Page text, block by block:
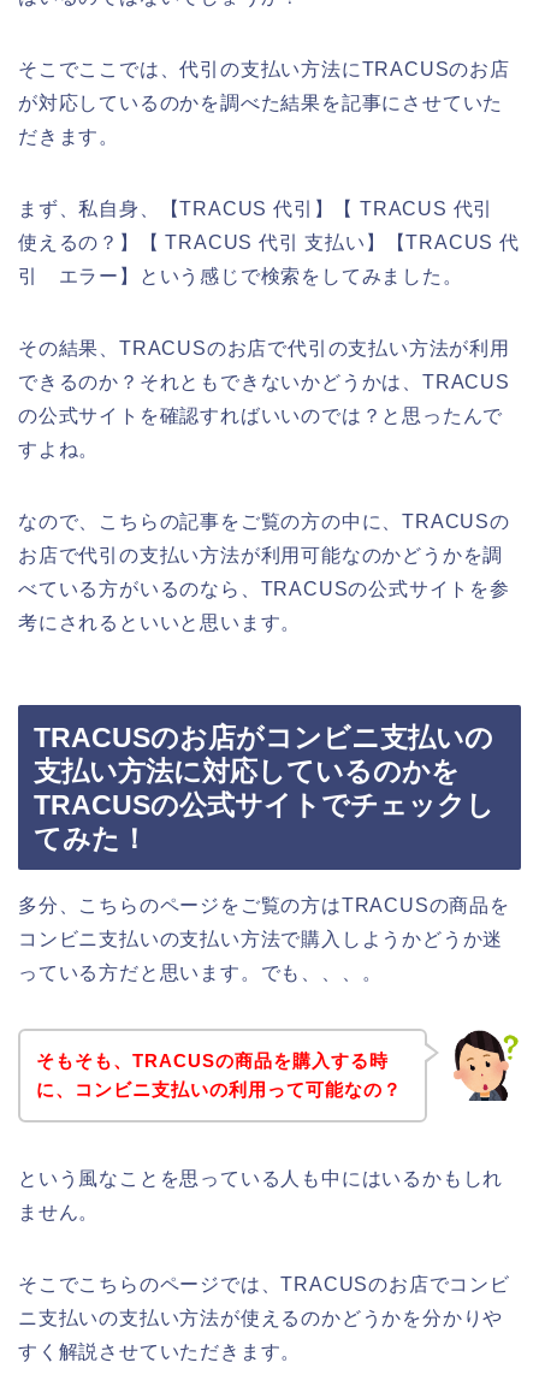
そこでここでは、代引の支払い方法にTRACUSのお店
が対応しているのかを調べた結果を記事にさせていた
だきます。
まず、私自身、【TRACUS 代引】【 TRACUS 代引
使えるの？】【 TRACUS 代引 支払い】【TRACUS 代
引 エラー】という感じで検索をしてみました。
その結果、TRACUSのお店で代引の支払い方法が利用
できるのか？それともできないかどうかは、TRACUS
の公式サイトを確認すればいいのでは？と思ったんで
すよね。
なので、こちらの記事をご覧の方の中に、TRACUSの
お店で代引の支払い方法が利用可能なのかどうかを調
べている方がいるのなら、TRACUSの公式サイトを参
考にされるといいと思います。
TRACUSのお店がコンビニ支払いの
支払い方法に対応しているのかを
TRACUSの公式サイトでチェックし
てみた！
多分、こちらのページをご覧の方はTRACUSの商品を
コンビニ支払いの支払い方法で購入しようかどうか迷
っている方だと思います。でも、、、。
そもそも、TRACUSの商品を購入する時
に、コンビニ支払いの利用って可能なの？
という風なことを思っている人も中にはいるかもしれ
ません。
そこでこちらのページでは、TRACUSのお店でコンビ
ニ支払いの支払い方法が使えるのかどうかを分かりや
すく解説させていただきます。